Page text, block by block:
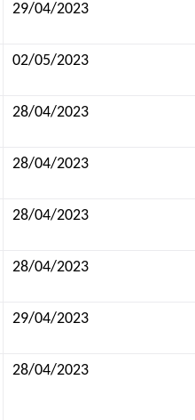
29/04/2023
02/05/2023
28/04/2023
28/04/2023
28/04/2023
28/04/2023
29/04/2023
28/04/2023